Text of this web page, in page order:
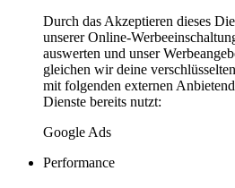
Durch das Akzeptieren dieses
unserer Online-
auswerten und unser
gleichen wir deine
mit folgenden externen
Dienste bereits nutzt:
Google Ads
Performance